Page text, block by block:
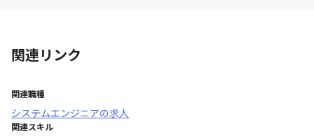
関連リンク
関連職種
システムエンジニアの求人
関連スキル